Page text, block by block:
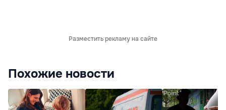
Разместить рекламу на сайте
Похожие новости